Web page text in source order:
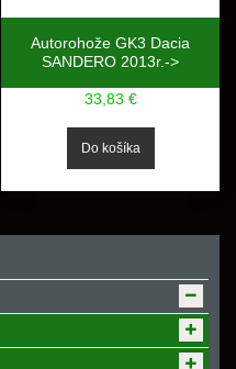
Autorohože GK3 Dacia
SANDERO 2013r.->
33,83 €